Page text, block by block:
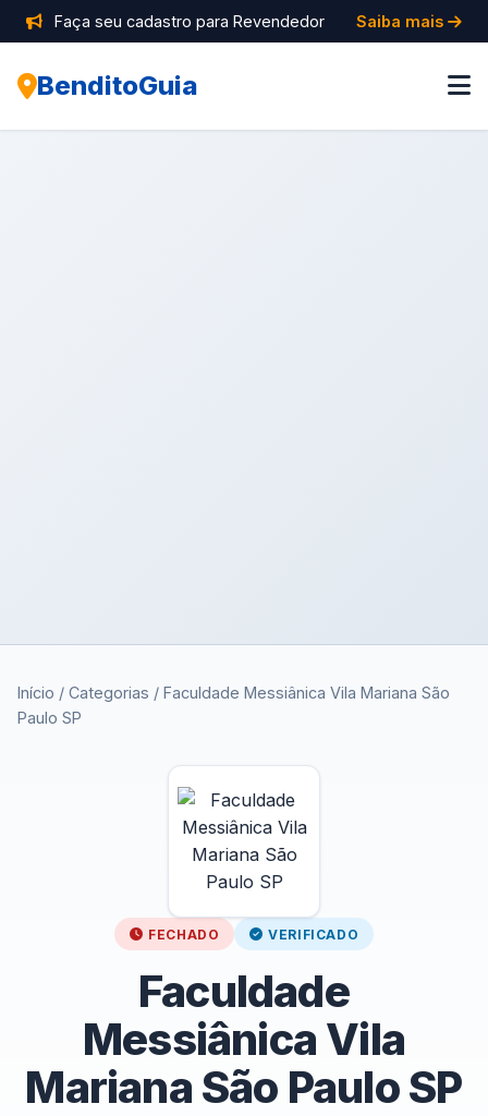
Faça seu cadastro para Revendedor Saiba mais
BenditoGuia
Início / Categorias / Faculdade Messiânica Vila Mariana São
Paulo SP
FECHADO VERIFICADO
Faculdade
Messiânica Vila
Mariana São Paulo SP